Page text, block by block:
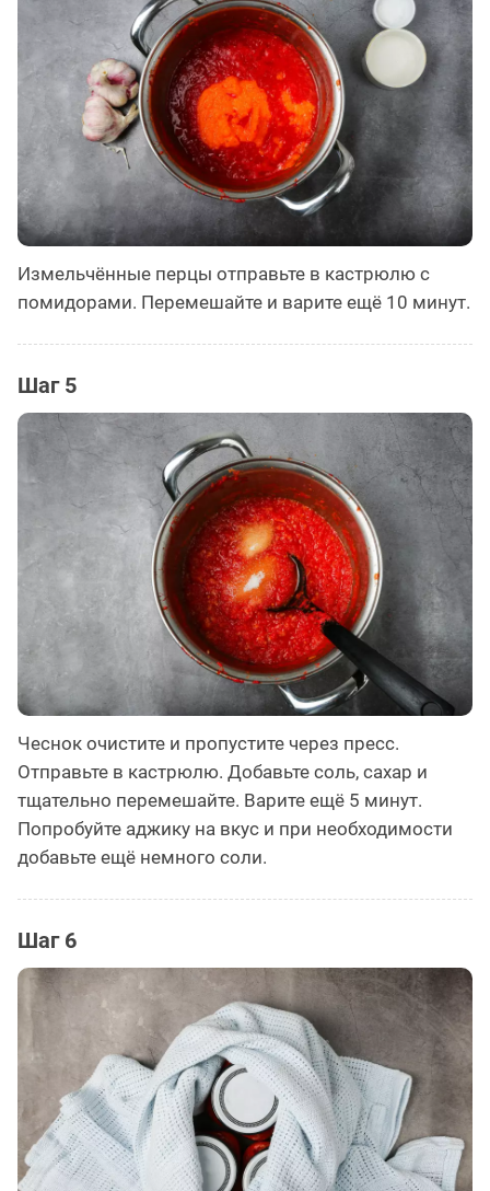
Измельчённые перцы отправьте в кастрюлю с
помидорами. Перемешайте и варите ещё 10 минут.
Шаг 5
Чеснок очистите и пропустите через пресс.
Отправьте в кастрюлю. Добавьте соль, сахар и
тщательно перемешайте. Варите ещё 5 минут.
Попробуйте аджику на вкус и при необходимости
добавьте ещё немного соли.
Шаг 6